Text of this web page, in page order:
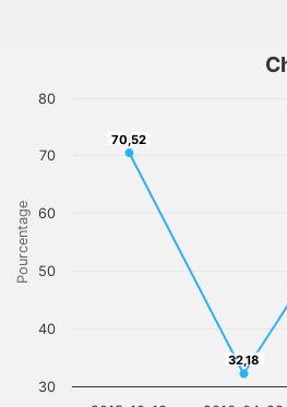
Pourcentage
70,52
70,52
32,18
32,18
30
40
50
60
70
80